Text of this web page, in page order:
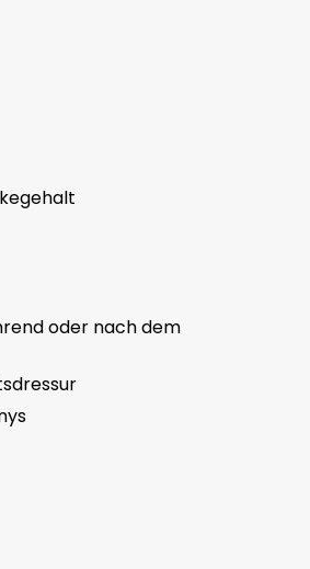
oder nach dem